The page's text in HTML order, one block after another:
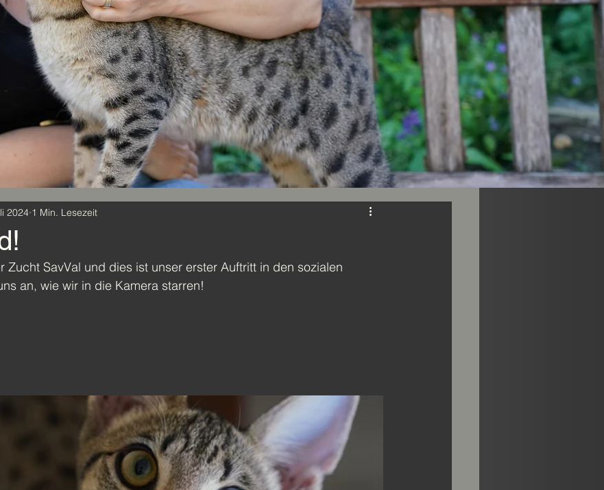
2024 1 Min. Lesezeit
Zucht SavVal und dies ist unser erster Auftritt in den sozialen
an, wie wir in die Kamera starren!